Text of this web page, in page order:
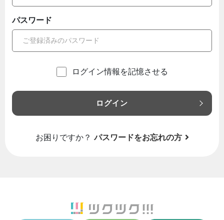
パスワード
ログイン情報を記憶させる
ログイン
お困りですか？ パスワードをお忘れの方